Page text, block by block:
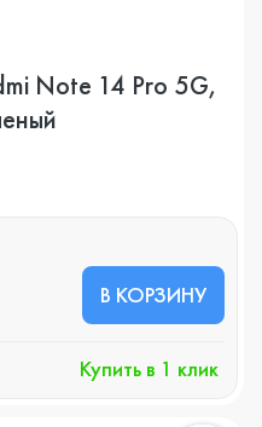
Note 14 Pro 5G,
В КОРЗИНУ
Купить в 1 клик